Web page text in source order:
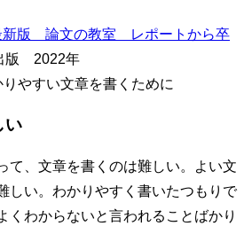
新版 論文の教室 レポートから卒
版 2022年
やすい文章を書くために
い
て、文章を書くのは難しい。よい文
しい。わかりやすく書いたつもりで
くわからないと言われることばかり